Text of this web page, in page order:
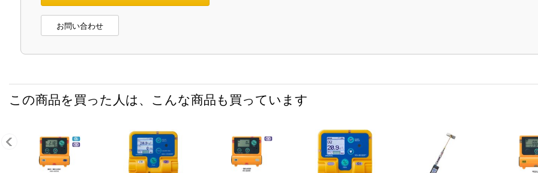
お問い合わせ
この商品を買った人は、こんな商品も買っています